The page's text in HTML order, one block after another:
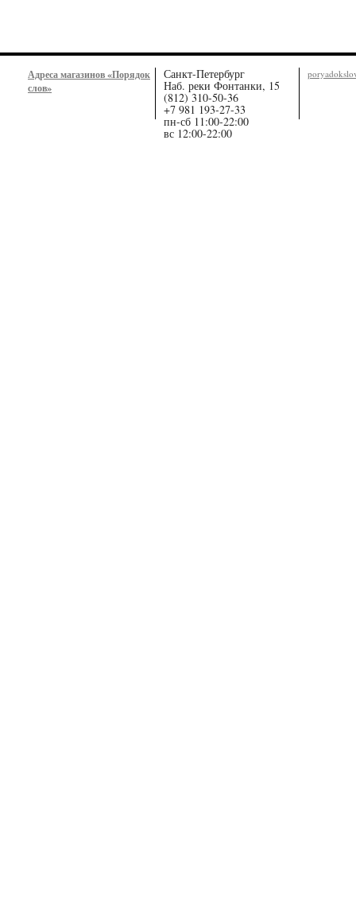
Адреса магазинов «Порядок
слов»
Санкт-Петербург
Наб. реки Фонтанки, 15
(812) 310-50-36
+7 981 193-27-33
пн-сб 11:00-22:00
вс 12:00-22:00